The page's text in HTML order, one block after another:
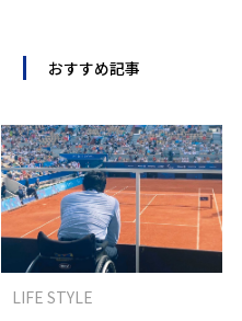
おすすめ記事
LIFE STYLE